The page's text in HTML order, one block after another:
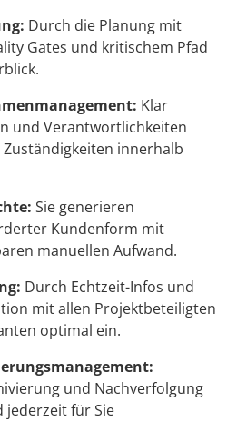
Durch die Planung mit
Gates und kritischem Pfad
Klar
und Verantwortlichkeiten
innerhalb
Sie generieren
Kundenform mit
manuellen Aufwand.
Durch Echtzeit-Infos und
mit allen Projektbeteiligten
optimal ein.
und Nachverfolgung
jederzeit für Sie